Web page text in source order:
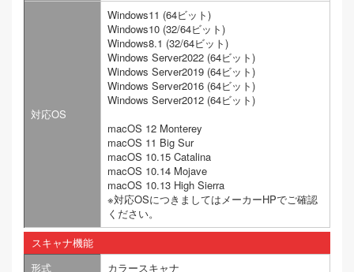
対応OS
Windows11 (64ビット)
Windows10 (32/64ビット)
Windows8.1 (32/64ビット)
Windows Server2022 (64ビット)
Windows Server2019 (64ビット)
Windows Server2016 (64ビット)
Windows Server2012 (64ビット)
macOS 12 Monterey
macOS 11 Big Sur
macOS 10.15 Catalina
macOS 10.14 Mojave
macOS 10.13 High Sierra
※対応OSにつきましてはメーカーHPでご確認
ください。
スキャナ機能
形式
カラースキャナ